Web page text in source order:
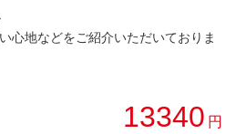
心地などをご紹介いただいておりま
13340 円